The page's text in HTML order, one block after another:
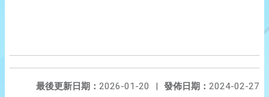
發佈日期： 2024-02-27
最後更新日期： 2026-01-20
|